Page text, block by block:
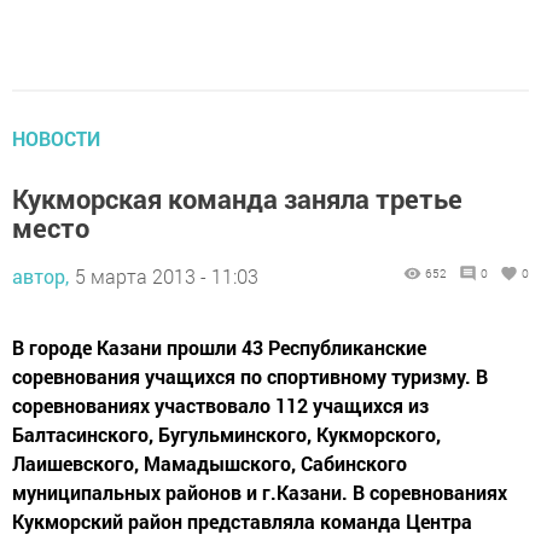
НОВОСТИ
Кукморская команда заняла третье
место
автор, 5 марта 2013 - 11:03 652 0 0
В городе Казани прошли 43 Республиканские
соревнования учащихся по спортивному туризму. В
соревнованиях участвовало 112 учащихся из
Балтасинского, Бугульминского, Кукморского,
Лаишевского, Мамадышского, Сабинского
муниципальных районов и г.Казани. В соревнованиях
Кукморский район представляла команда Центра